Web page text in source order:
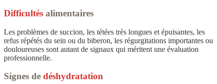
Difficultés alimentaires
Les problèmes de succion, les tétées très longues et épuisantes, les
refus répétés du sein ou du biberon, les régurgitations importantes ou
douloureuses sont autant de signaux qui méritent une évaluation
professionnelle.
Signes de déshydratation